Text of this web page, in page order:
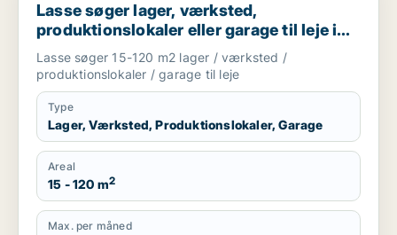
Lasse søger lager, værksted,
produktionslokaler eller garage til leje i
Storkøbenhavn
Lasse søger 15-120 m2 lager / værksted /
produktionslokaler / garage til leje
Type
Lager, Værksted, Produktionslokaler, Garage
Areal
15 - 120 m2
Max. per måned